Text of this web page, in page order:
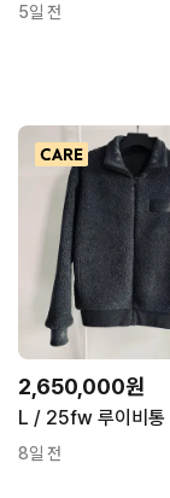
5일 전
2,650,000원
8일 전